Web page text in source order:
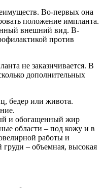
Во-первых она
положение импланта.
внешний вид. В-
против
не заказнчивается. В
дополнительных
бедер или живота.
и обогащенный жир
области – под кожу и в
работы и
груди – объемная, высокая